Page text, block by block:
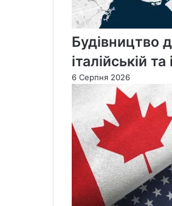
Будівництво
італійській
6 Серпня 2026